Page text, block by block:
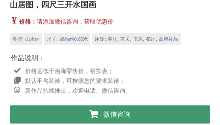
山居图，四尺三开水国画
¥ 价格： 请添加微信咨询，获取优惠价
类型: 山水画 尺寸: 成品约0.85米 用途: 客厅, 玄关, 书房, 餐厅, 高档礼品
作品说明：
价格远低于画廊零售价，很实惠；
默认不含装裱，可按照您的要求装裱；
新作品持续推出，欢迎电话、微信咨询。
微信咨询